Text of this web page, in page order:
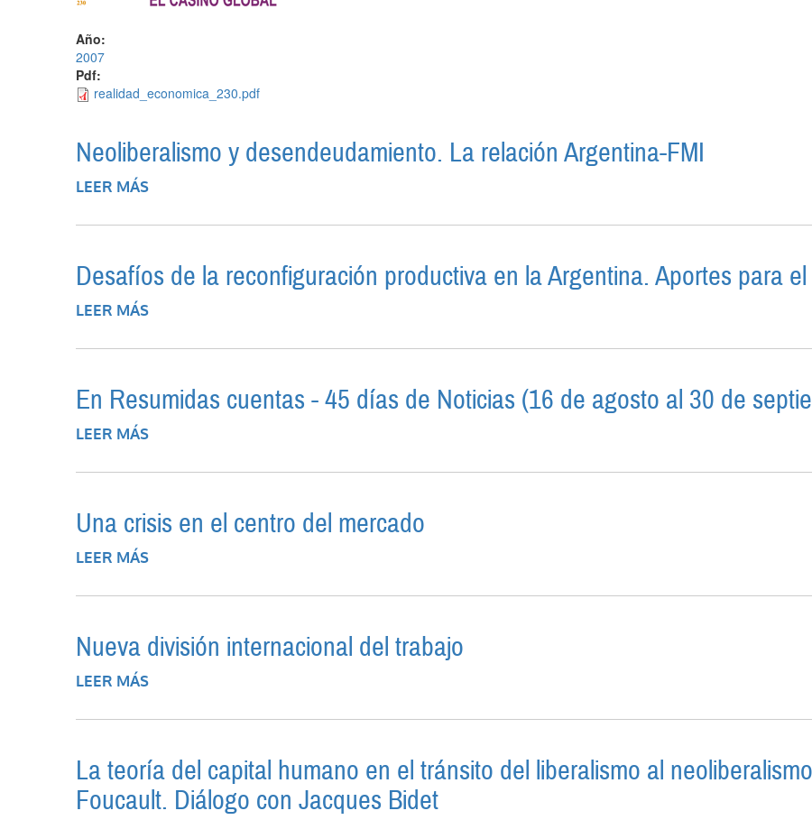
Año:
2007
Pdf:
realidad_economica_230.pdf
Neoliberalismo y desendeudamiento. La relación Argentina-FMI
LEER MÁS
Desafíos de la reconfiguración productiva en la Argentina. Aportes para
LEER MÁS
En Resumidas cuentas - 45 días de Noticias (16 de agosto al 30 de
LEER MÁS
Una crisis en el centro del mercado
LEER MÁS
Nueva división internacional del trabajo
LEER MÁS
La teoría del capital humano en el tránsito del liberalismo al
Foucault. Diálogo con Jacques Bidet